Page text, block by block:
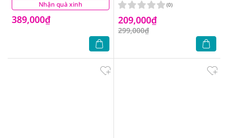
Nhận quà xinh
389,000₫
(0)
209,000₫
299,000₫
(0)